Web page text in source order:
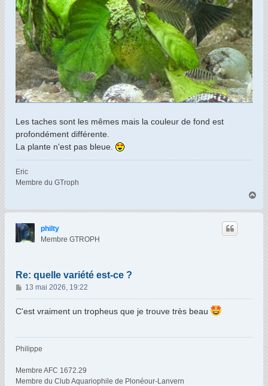
Les taches sont les mêmes mais la couleur de fond est
profondément différente.
La plante n'est pas bleue.
Eric
Membre du GTroph
u
philty
Membre GTROPH
Re: quelle variété est-ce ?
M
e
s
g
e
13 mai 2026, 19:22
C'est vraiment un tropheus que je trouve très beau
Philippe
Membre AFC 1672.29
Membre du Club Aquariophile de Plonéour-Lanvern